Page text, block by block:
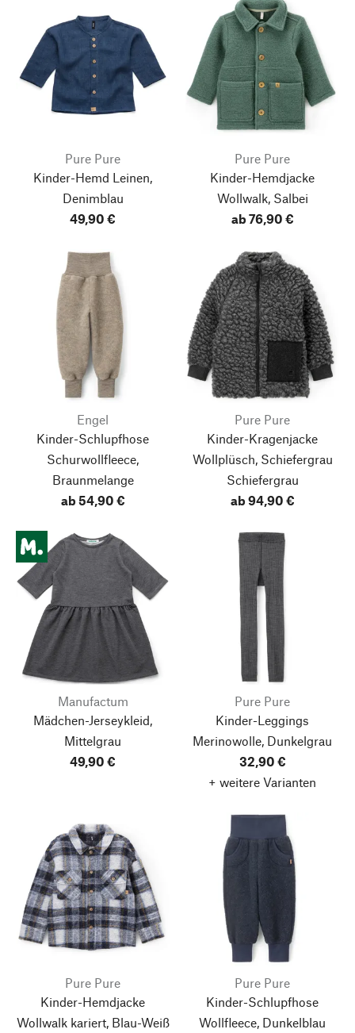
Pure Pure
Kinder-Hemd Leinen,
Denimblau
49,90 €
Pure Pure
Kinder-Hemdjacke
Wollwalk, Salbei
ab 76,90 €
Engel
Kinder-Schlupfhose
Schurwollfleece,
Braunmelange
ab 54,90 €
Pure Pure
Kinder-Kragenjacke
Wollplüsch, Schiefergrau
Schiefergrau
ab 94,90 €
Manufactum
Mädchen-Jerseykleid,
Mittelgrau
49,90 €
Pure Pure
Kinder-Leggings
Merinowolle, Dunkelgrau
32,90 €
+ weitere Varianten
Pure Pure
Kinder-Hemdjacke
Wollwalk kariert, Blau-Weiß
Pure Pure
Kinder-Schlupfhose
Wollfleece, Dunkelblau